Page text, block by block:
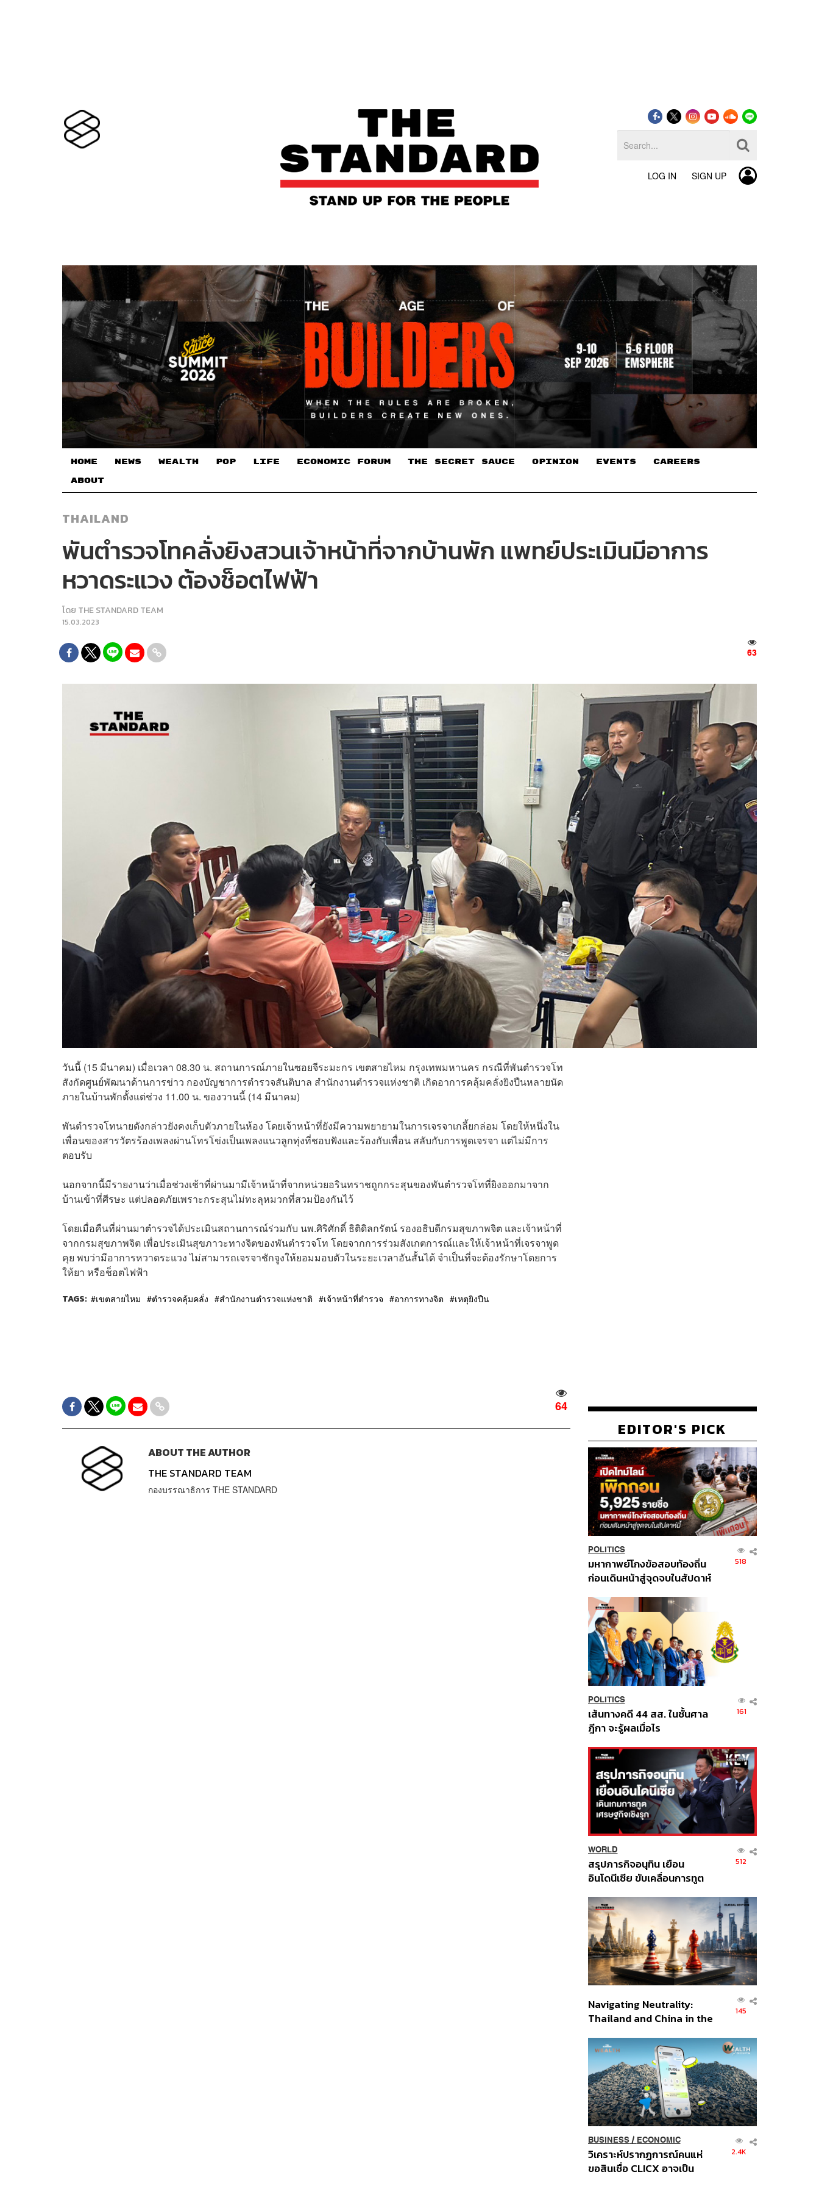
LOG IN SIGN UP
HOME NEWS WEALTH POP LIFE ECONOMIC FORUM THE SECRET SAUCE​ OPINION EVENTS CAREERS
ABOUT
THAILAND
พันตำรวจโทคลั่งยิงสวนเจ้าหน้าที่จากบ้านพัก แพทย์ประเมินมีอาการ
หวาดระแวง ต้องช็อตไฟฟ้า
โดย THE STANDARD TEAM
15.03.2023
63
วันนี้ (15 มีนาคม) เมื่อเวลา 08.30 น. สถานการณ์ภายในซอยจีระมะกร เขตสายไหม กรุงเทพมหานคร กรณีที่พันตำรวจโท
สังกัดศูนย์พัฒนาด้านการข่าว กองบัญชาการตำรวจสันติบาล สำนักงานตำรวจแห่งชาติ เกิดอาการคลุ้มคลั่งยิงปืนหลายนัด
ภายในบ้านพักตั้งแต่ช่วง 11.00 น. ของวานนี้ (14 มีนาคม)
พันตำรวจโทนายดังกล่าวยังคงเก็บตัวภายในห้อง โดยเจ้าหน้าที่ยังมีความพยายามในการเจรจาเกลี้ยกล่อม โดยให้หนึ่งใน
เพื่อนของสารวัตรร้องเพลงผ่านโทรโข่งเป็นเพลงแนวลูกทุ่งที่ชอบฟังและร้องกับเพื่อน สลับกับการพูดเจรจา แต่ไม่มีการ
ตอบรับ
นอกจากนี้มีรายงานว่าเมื่อช่วงเช้าที่ผ่านมามีเจ้าหน้าที่จากหน่วยอรินทราชถูกกระสุนของพันตำรวจโทที่ยิงออกมาจาก
บ้านเข้าที่ศีรษะ แต่ปลอดภัยเพราะกระสุนไม่ทะลุหมวกที่สวมป้องกันไว้
โดยเมื่อคืนที่ผ่านมาตำรวจได้ประเมินสถานการณ์ร่วมกับ นพ.ศิริศักดิ์ ธิติดิลกรัตน์ รองอธิบดีกรมสุขภาพจิต และเจ้าหน้าที่
จากกรมสุขภาพจิต เพื่อประเมินสุขภาวะทางจิตของพันตำรวจโท โดยจากการร่วมสังเกตการณ์และให้เจ้าหน้าที่เจรจาพูด
คุย พบว่ามีอาการหวาดระแวง ไม่สามารถเจรจาชักจูงให้ยอมมอบตัวในระยะเวลาอันสั้นได้ จำเป็นที่จะต้องรักษาโดยการ
ให้ยา หรือช็อตไฟฟ้า
TAGS: เขตสายไหม ตำรวจคลุ้มคลั่ง สำนักงานตำรวจแห่งชาติ เจ้าหน้าที่ตำรวจ อาการทางจิต เหตุยิงปืน
64
ABOUT THE AUTHOR
THE STANDARD TEAM
กองบรรณาธิการ THE STANDARD
EDITOR'S PICK
POLITICS
มหากาพย์โกงข้อสอบท้องถิ่น
ก่อนเดินหน้าสู่จุดจบในสัปดาห์
518
POLITICS
เส้นทางคดี 44 สส. ในชั้นศาล
ฎีกา จะรู้ผลเมื่อไร
161
WORLD
สรุปภารกิจอนุทิน เยือน
อินโดนีเซีย ขับเคลื่อนการทูต
ส่วนยุทธศาสตร์ไทย –
อินโดนีเซีย
512
Navigating Neutrality:
Thailand and China in the
Order
145
BUSINESS/ ECONOMIC
วิเคราะห์ปรากฏการณ์คนแห่
ขอสินเชื่อ CLICX อาจเป็น
2.4K